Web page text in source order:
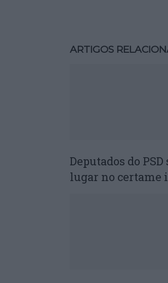
ARTIGOS
Deputados do
lugar no certame